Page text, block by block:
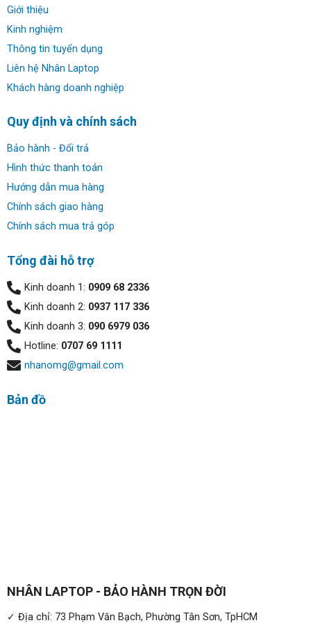
(WUXGA), 144Hz, Chống chói Anti Glare LED Backlit 300
nits
✔ Webcam: Camera FHD 1080p; Có màn trập camera
✔ Kết nối: 2x USB 3.2 Gen 1 Type-A (tốc độ dữ liệu lên
đến 5Gbps) 2x USB 4.0 Gen 3 Type-C hỗ trợ hiển thị/cấp
TMDS 1x Giắc cắm âm thanh kết hợp 3.5mm
✔ Thời lượng pin: 70WHrs, 3S1P, 3-cell Li-ion
✔ HĐH: Windows 10 Pro
Đánh giá & hình ảnh hình ảnh thật ASUS
Vivobook S16 S3607VA:
LaptopASUS Vivobook S16 S3607VA
tưởng cho học sinh, sinh viên và nhân viên văn phòng, nổi
người bạn đồng hành hoàn hảo, đáp ứng mọi nhu cầu từ
Giới thiệu
Kinh nghiệm
Thông tin tuyển dụng
Liên hệ Nhân Laptop
Khách hàng doanh nghiệp
Quy định và chính sách
Bảo hành - Đổi trả
Hình thức thanh toán
Hướng dẫn mua hàng
Chính sách giao hàng
Chính sách mua trả góp
Tổng đài hỗ trợ
Kinh doanh 1: 0909 68 2336
Kinh doanh 2: 0937 117 336
Kinh doanh 3: 090 6979 036
Hotline: 0707 69 1111
nhanomg@gmail.com
Bản đồ
NHÂN LAPTOP - BẢO HÀNH TRỌN ĐỜI
✓ Địa chỉ: 73 Phạm Văn Bạch, Phường Tân Sơn, TpHCM